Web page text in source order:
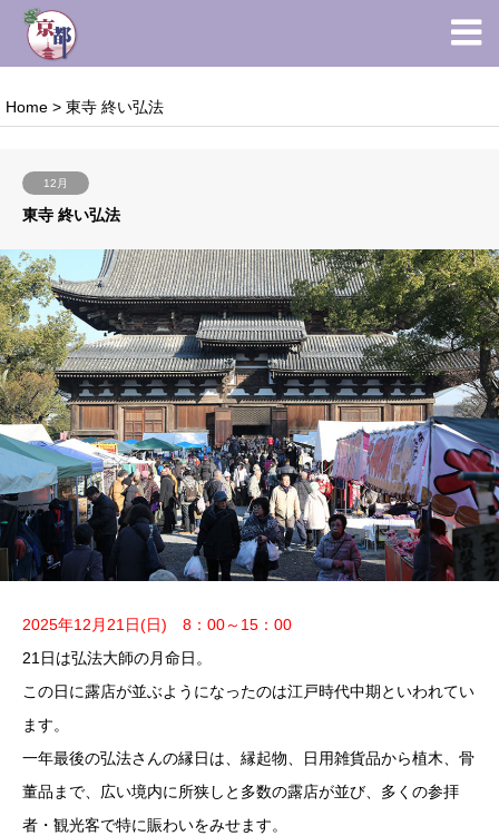
Home > 東寺 終い弘法
12月
東寺 終い弘法
2025年12月21日(日) 8：00～15：00
21日は弘法大師の月命日。
この日に露店が並ぶようになったのは江戸時代中期といわれてい
ます。
一年最後の弘法さんの縁日は、縁起物、日用雑貨品から植木、骨
董品まで、広い境内に所狭しと多数の露店が並び、多くの参拝
者・観光客で特に賑わいをみせます。